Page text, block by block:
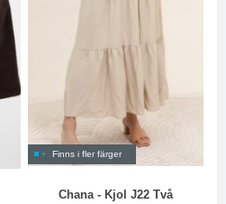
Finns i fler färger
Chana - Kjol J22 Två